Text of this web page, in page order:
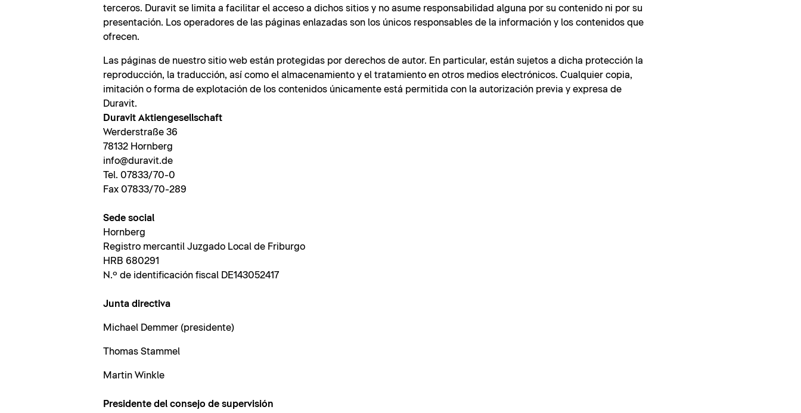
terceros. Duravit se limita a facilitar el acceso a dichos sitios y no asume responsabilidad alguna por su contenido ni por su
presentación. Los operadores de las páginas enlazadas son los únicos responsables de la información y los contenidos que
ofrecen.
Las páginas de nuestro sitio web están protegidas por derechos de autor. En particular, están sujetos a dicha protección la
reproducción, la traducción, así como el almacenamiento y el tratamiento en otros medios electrónicos. Cualquier copia,
imitación o forma de explotación de los contenidos únicamente está permitida con la autorización previa y expresa de
Duravit.
Duravit Aktiengesellschaft
Werderstraße 36
78132 Hornberg
info@duravit.de
Tel. 07833/70-0
Fax 07833/70-289
Sede social
Hornberg
Registro mercantil Juzgado Local de Friburgo
HRB 680291
N.º de identificación fiscal DE143052417
Junta directiva
Michael Demmer (presidente)
Thomas Stammel
Martin Winkle
Presidente del consejo de supervisión